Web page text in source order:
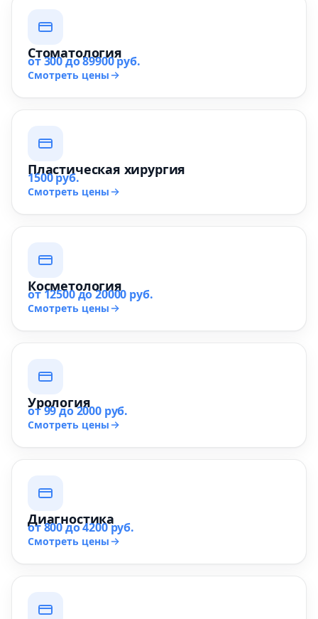
Стоматология
от 300 до 89900 руб.
Смотреть цены
Пластическая хирургия
1500 руб.
Смотреть цены
Косметология
от 12500 до 20000 руб.
Смотреть цены
Урология
от 99 до 2000 руб.
Смотреть цены
Диагностика
от 800 до 4200 руб.
Смотреть цены